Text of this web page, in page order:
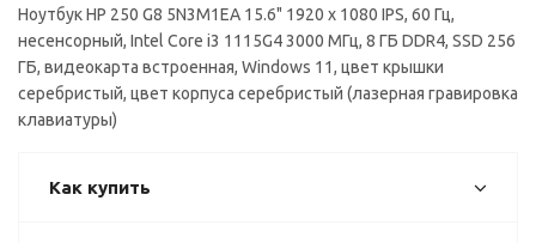
Ноутбук HP 250 G8 5N3M1EA 15.6" 1920 x 1080 IPS, 60 Гц,
несенсорный, Intel Core i3 1115G4 3000 МГц, 8 ГБ DDR4, SSD 256
ГБ, видеокарта встроенная, Windows 11, цвет крышки
серебристый, цвет корпуса серебристый (лазерная гравировка
клавиатуры)
Как купить